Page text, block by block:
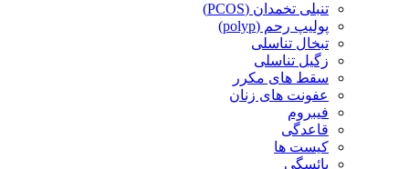
تنبلی تخمدان (PCOS)
پولیپ رحم (polyp)
تبخال تناسلی
زگیل تناسلی
سقط های مکرر
عفونت های زنان
فیبروم
قاعدگی
کیست ها
یائسگی